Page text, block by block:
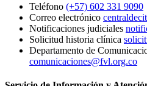
Teléfono (+57) 602 331 9090
Correo electrónico
Notificaciones judiciales
Solicitud historia clínica
Departamento de
comunicaciones@fvl.org.co